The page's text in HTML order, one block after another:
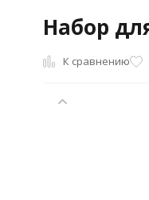
Набор
К сравнению